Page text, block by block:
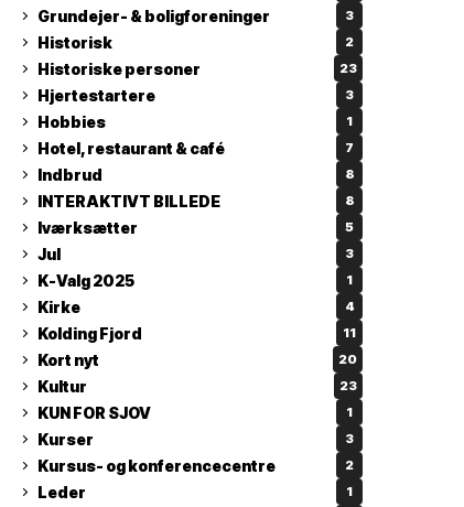
Grundejer- & boligforeninger 3
Historisk 2
Historiske personer 23
Hjertestartere 3
Hobbies 1
Hotel, restaurant & café 7
Indbrud 8
INTERAKTIVT BILLEDE 8
Iværksætter 5
Jul 3
K-Valg 2025 1
Kirke 4
Kolding Fjord 11
Kort nyt 20
Kultur 23
KUN FOR SJOV 1
Kurser 3
Kursus- og konferencecentre 2
Leder 1